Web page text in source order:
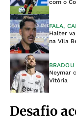
com o
FALA,
Halter
na Vila
BRADOU
Neymar
Vitória
Desafio